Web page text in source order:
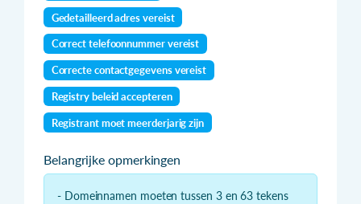
Gedetailleerd adres vereist
Correct telefoonnummer vereist
Correcte contactgegevens vereist
Registry beleid accepteren
Registrant moet meerderjarig zijn
Belangrijke opmerkingen
- Domeinnamen moeten tussen 3 en 63 tekens